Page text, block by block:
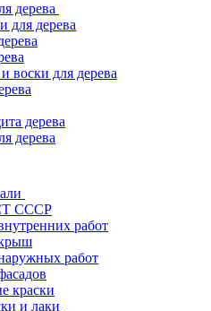
дерева
для дерева
воски для дерева
дерева
дерева
СССР
работ
работ
краски
и лаки